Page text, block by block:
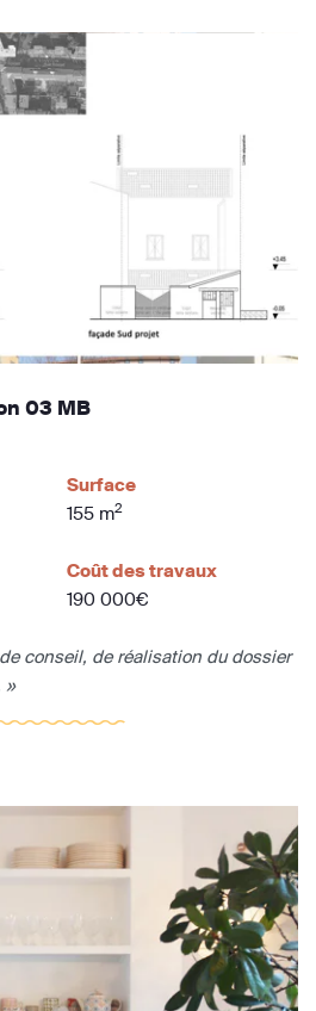
03 MB
Surface
155 m2
Coût des travaux
190 000€
conseil, de réalisation du dossier
»